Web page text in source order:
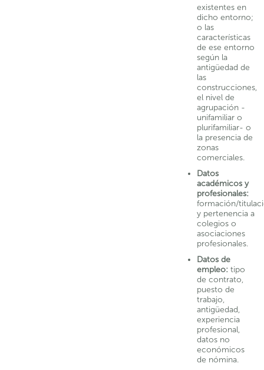
existentes en
dicho entorno;
o las
características
de ese entorno
según la
antigüedad de
las
construcciones,
el nivel de
agrupación -
unifamiliar o
plurifamiliar- o
la presencia de
zonas
comerciales.
Datos
académicos y
profesionales:
formación/
y pertenencia a
colegios o
asociaciones
profesionales.
Datos de
empleo: tipo
de contrato,
puesto de
trabajo,
antigüedad,
experiencia
profesional,
datos no
económicos
de nómina.